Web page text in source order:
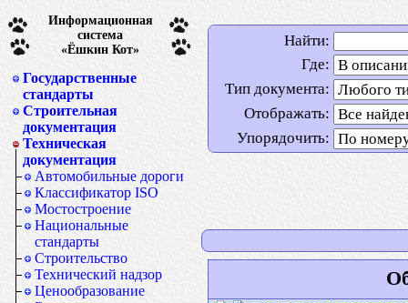
Информационная
система
«Ёшкин Кот»
Государственные
стандарты
Строительная
документация
Техническая
документация
Автомобильные дороги
Классификатор ISO
Мостостроение
Национальные
стандарты
Строительство
Технический надзор
Ценообразование
Найти:
Где:
Тип документа:
Отображать:
Упорядочить: